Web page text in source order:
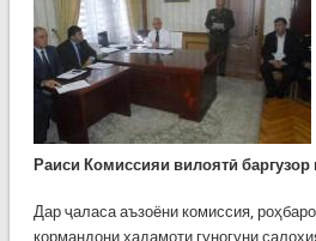
Раиси Комиссияи вилоятӣ баргузор
Дар ҷаласа аъзоёни комиссия,
кормандони хадамоти гуногуни